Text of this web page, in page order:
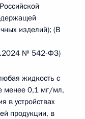
изделий); (В
№ 542-ФЗ)
жидкость с
менее 0,1 мг/мл,
в устройствах
продукции, в